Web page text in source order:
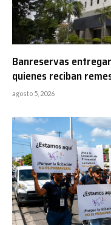
Banreservas
quienes reciban
agosto 5, 2026